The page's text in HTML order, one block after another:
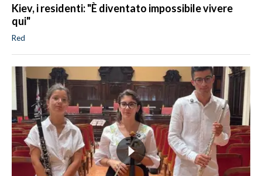
Kiev, i residenti: "È diventato impossibile vivere
qui"
Red